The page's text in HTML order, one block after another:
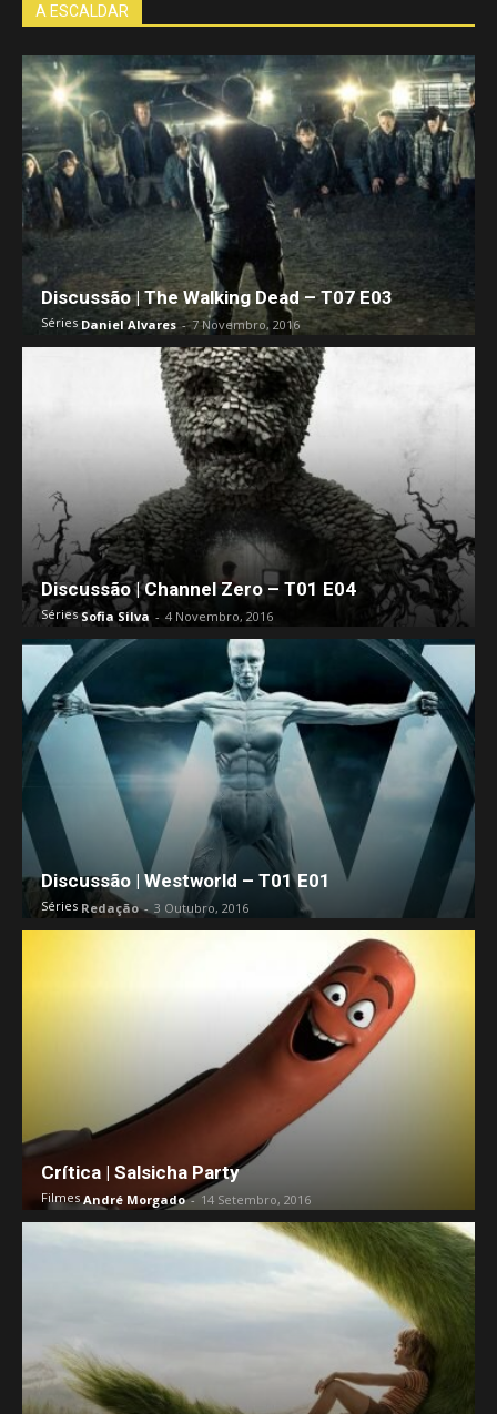
A ESCALDAR
Discussão | The Walking Dead – T07 E03
SériesDaniel Alvares - 7 Novembro, 2016
Discussão | Channel Zero – T01 E04
SériesSofia Silva - 4 Novembro, 2016
Discussão | Westworld – T01 E01
Séries Redação- 3 Outubro, 2016
Crítica | Salsicha Party
Filmes André Morgado - 14 Setembro, 2016